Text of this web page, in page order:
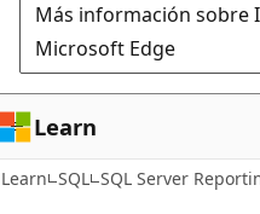
Más información sobre
Microsoft Edge
Learn
Learn SQL SQL Server